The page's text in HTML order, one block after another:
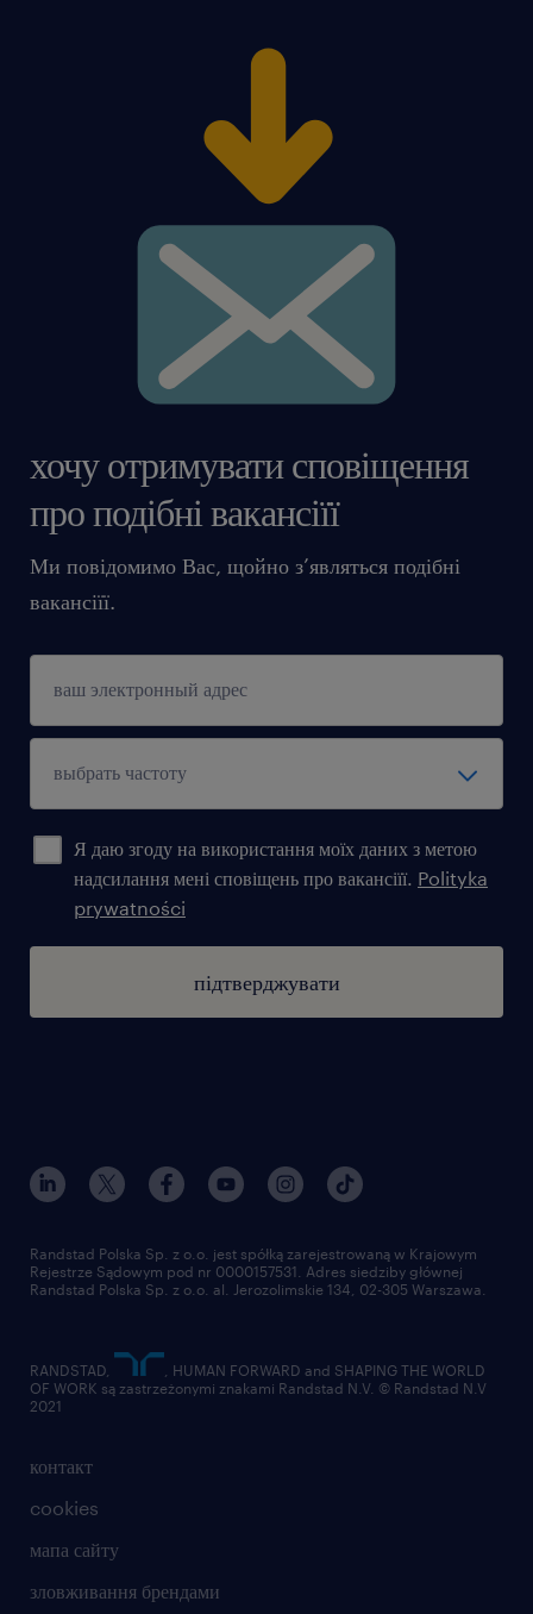
хочу отримувати сповіщення
про подібні вакансіїї
Ми повідомимо Вас, щойно з’являться подібні
вакансіїї.
Я даю згоду на використання моїх даних з метою
надсилання мені сповіщень про вакансіїї. Polityka
prywatności
підтверджувати
контакт
cookies
мапа сайту
зловживання брендами
Randstad Polska Sp. z o.o. jest spółką zarejestrowaną w Krajowym
Rejestrze Sądowym pod nr 0000157531. Adres siedziby głównej
Randstad Polska Sp. z o.o. al. Jerozolimskie 134, 02-305 Warszawa.
RANDSTAD,
, HUMAN FORWARD and SHAPING THE WORLD
OF WORK są zastrzeżonymi znakami Randstad N.V. © Randstad N.V
2021